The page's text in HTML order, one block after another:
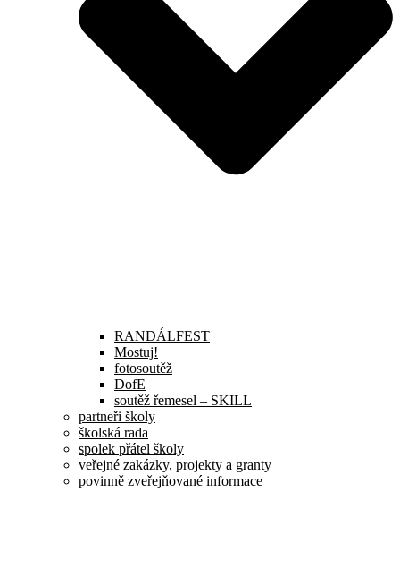
RANDÁLFEST
Mostuj!
fotosoutěž
DofE
soutěž řemesel – SKILL
partneři školy
školská rada
spolek přátel školy
veřejné zakázky, projekty a granty
povinně zveřejňované informace